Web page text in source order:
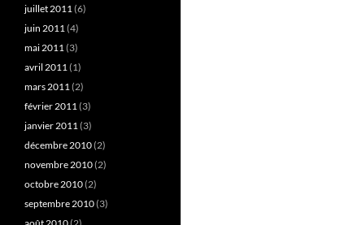
juillet 2011(6)
juin 2011(4)
mai 2011(3)
avril 2011(1)
mars 2011(2)
février 2011(3)
janvier 2011(3)
décembre 2010(2)
novembre 2010(2)
octobre 2010(2)
septembre 2010(3)